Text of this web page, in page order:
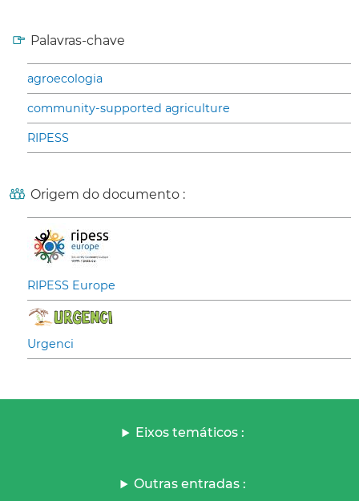
Palavras-chave
agroecologia
community-supported agriculture
RIPESS
Origem do documento :
RIPESS Europe
Urgenci
Eixos temáticos :
Outras entradas :